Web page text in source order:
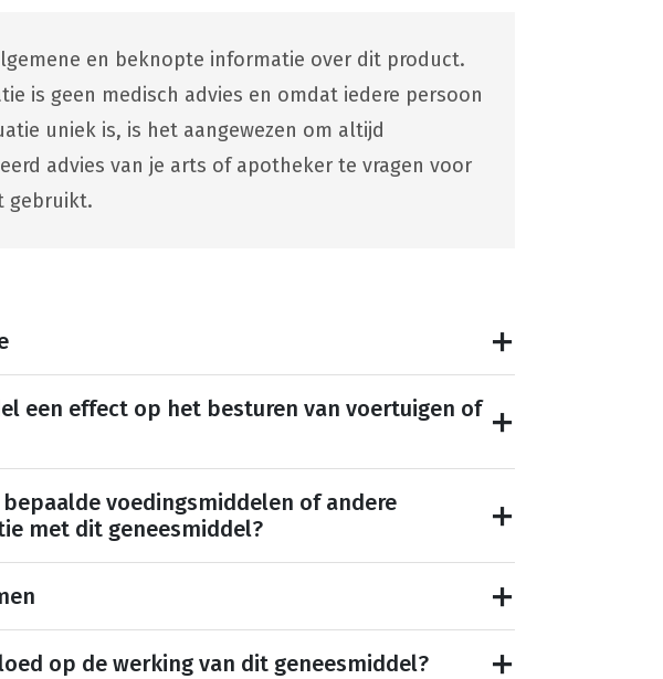
en beknopte informatie over dit product.
is geen medisch advies en omdat iedere persoon
uniek is, is het aangewezen om altijd
advies van je arts of apotheker te vragen voor
gebruikt.
een effect op het besturen van voertuigen of
voedingsmiddelen of andere
met dit geneesmiddel?
op de werking van dit geneesmiddel?